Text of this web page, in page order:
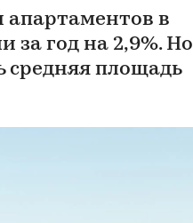
апартаментов в
за год на 2,9%. Но
средняя площадь